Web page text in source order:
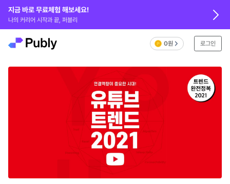
0원 로그인
지금 바로 무료체험 해보세요!
나의 커리어 시작과 끝, 퍼블리